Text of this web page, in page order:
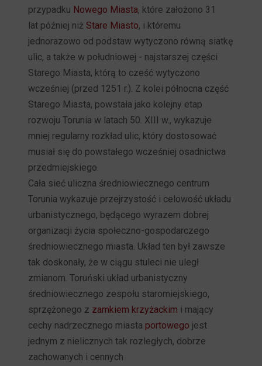
przypadku Nowego Miasta, które założono 31
lat później niż Stare Miasto, i któremu
jednorazowo od podstaw wytyczono równą siatkę
ulic, a także w południowej - najstarszej części
Starego Miasta, którą to cześć wytyczono
wcześniej (przed 1251 r.). Z kolei północna część
Starego Miasta, powstała jako kolejny etap
rozwoju Torunia w latach 50. XIII w., wykazuje
mniej regularny rozkład ulic, który dostosować
musiał się do powstałego wcześniej osadnictwa
przedmiejskiego.
Cała sieć uliczna średniowiecznego centrum
Torunia wykazuje przejrzystość i celowość układu
urbanistycznego, będącego wyrazem dobrej
organizacji życia społeczno-gospodarczego
średniowiecznego miasta. Układ ten był zawsze
tak doskonały, że w ciągu stuleci nie uległ
zmianom. Toruński układ urbanistyczny
średniowiecznego zespołu staromiejskiego,
sprzężonego z zamkiem krzyżackim i mający
cechy nadrzecznego miasta portowego jest
jednym z nielicznych tak rozległych, dobrze
zachowanych i cennych